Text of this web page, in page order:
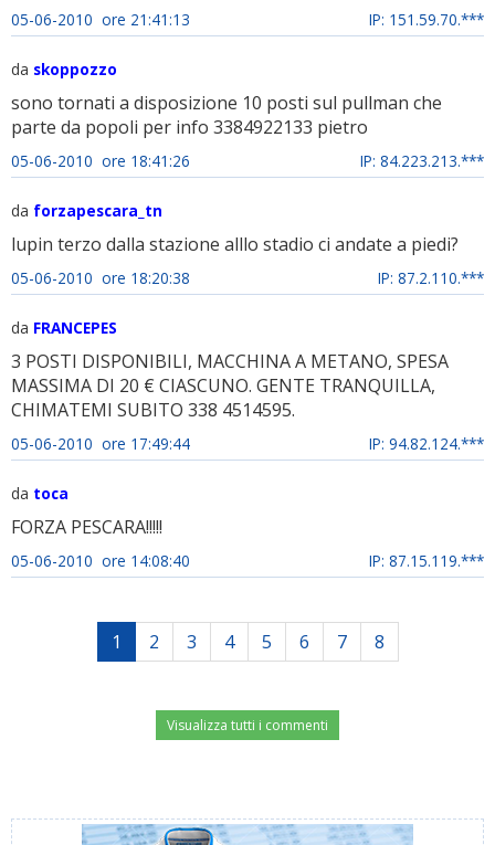
05-06-2010 ore 21:41:13 IP: 151.59.70.***
da skoppozzo
sono tornati a disposizione 10 posti sul pullman che
parte da popoli per info 3384922133 pietro
05-06-2010 ore 18:41:26 IP: 84.223.213.***
da forzapescara_tn
lupin terzo dalla stazione alllo stadio ci andate a piedi?
05-06-2010 ore 18:20:38 IP: 87.2.110.***
da FRANCEPES
3 POSTI DISPONIBILI, MACCHINA A METANO, SPESA
MASSIMA DI 20 € CIASCUNO. GENTE TRANQUILLA,
CHIMATEMI SUBITO 338 4514595.
05-06-2010 ore 17:49:44 IP: 94.82.124.***
da toca
FORZA PESCARA!!!!!
05-06-2010 ore 14:08:40 IP: 87.15.119.***
1 2 3 4 5 6 7 8
Visualizza tutti i commenti